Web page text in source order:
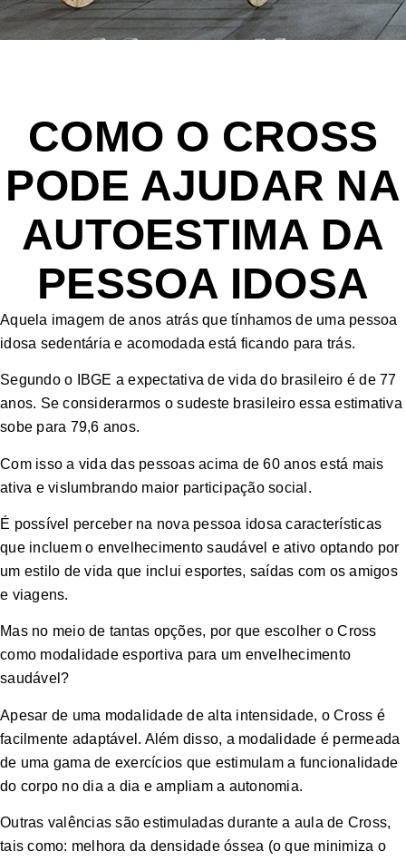
COMO O CROSS
PODE AJUDAR NA
AUTOESTIMA DA
PESSOA IDOSA
Aquela imagem de anos atrás que tínhamos de uma pessoa
idosa sedentária e acomodada está ficando para trás.
Segundo o IBGE a expectativa de vida do brasileiro é de 77
anos. Se considerarmos o sudeste brasileiro essa estimativa
sobe para 79,6 anos.
Com isso a vida das pessoas acima de 60 anos está mais
ativa e vislumbrando maior participação social.
É possível perceber na nova pessoa idosa características
que incluem o envelhecimento saudável e ativo optando por
um estilo de vida que inclui esportes, saídas com os amigos
e viagens.
Mas no meio de tantas opções, por que escolher o Cross
como modalidade esportiva para um envelhecimento
saudável?
Apesar de uma modalidade de alta intensidade, o Cross é
facilmente adaptável. Além disso, a modalidade é permeada
de uma gama de exercícios que estimulam a funcionalidade
do corpo no dia a dia e ampliam a autonomia.
Outras valências são estimuladas durante a aula de Cross,
tais como: melhora da densidade óssea (o que minimiza o